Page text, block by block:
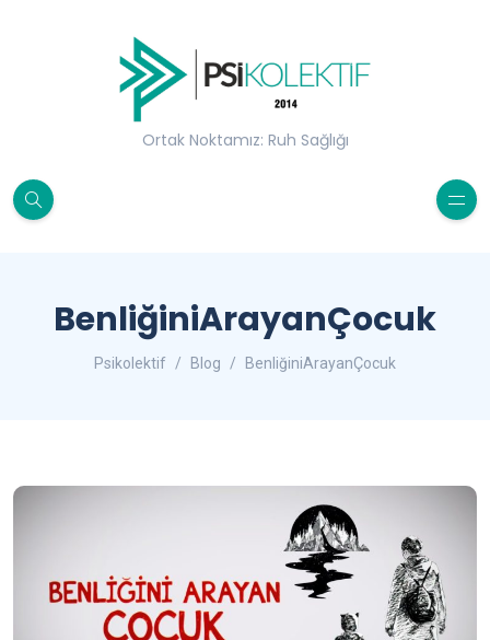
Ortak Noktamız: Ruh Sağlığı
BenliğiniArayanÇocuk
Psikolektif Blog BenliğiniArayanÇocuk